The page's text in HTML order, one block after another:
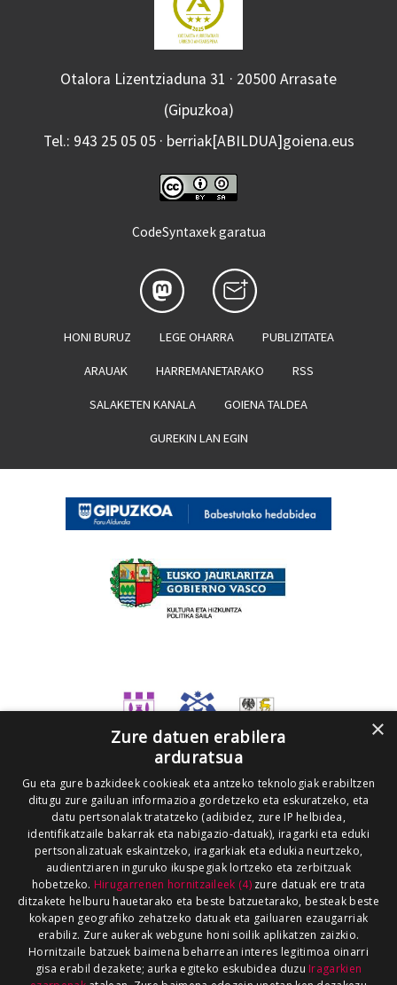
Otalora Lizentziaduna 31 · 20500 Arrasate
(Gipuzkoa)
Tel.: 943 25 05 05 · berriak[ABILDUA]goiena.eus
CodeSyntaxek garatua
HONI BURUZ LEGE OHARRA PUBLIZITATEA
ARAUAK HARREMANETARAKO RSS
SALAKETEN KANALA GOIENA TALDEA
GUREKIN LAN EGIN
×
Zure datuen erabilera
arduratsua
Gu eta gure bazkideek cookieak eta antzeko teknologiak erabiltzen
ditugu zure gailuan informazioa gordetzeko eta eskuratzeko, eta
datu pertsonalak tratatzeko (adibidez, zure IP helbidea,
identifikatzaile bakarrak eta nabigazio-datuak), iragarki eta eduki
pertsonalizatuak eskaintzeko, iragarkiak eta edukia neurtzeko,
audientziaren inguruko ikuspegiak lortzeko eta zerbitzuak
hobetzeko. Hirugarrenen hornitzaileek (4)zure datuak ere trata
ditzakete helburu hauetarako eta beste batzuetarako, besteak beste
kokapen geografiko zehatzeko datuak eta gailuaren ezaugarriak
erabiliz. Zure aukerak webgune honi soilik aplikatzen zaizkio.
Hornitzaile batzuek baimena beharrean interes legitimoa oinarri
gisa erabil dezakete; aurka egiteko eskubidea duzu Iragarkien